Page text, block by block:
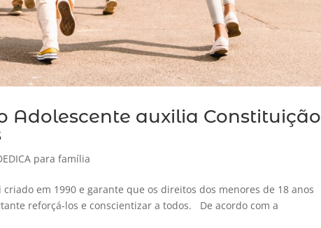
Adolescente auxilia Constituição
para família
criado em 1990 e garante que os direitos dos menores de 18 anos
reforçá-los e conscientizar a todos. De acordo com a